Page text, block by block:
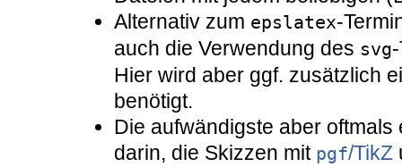
Alternativ zum epslatex-
auch die Verwendung des svg
Hier wird aber ggf. zusätzlich
benötigt.
Die aufwändigste aber
darin, die Skizzen mit pgf/TikZ